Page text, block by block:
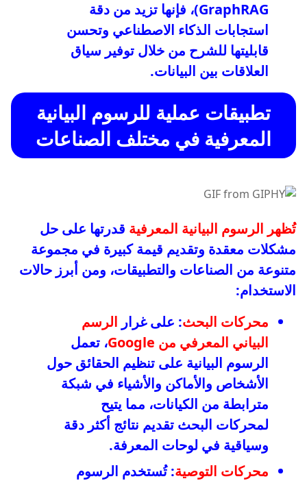
GraphRAG)، فإنها تزيد من دقة
استجابات الذكاء الاصطناعي وتحسن
قابليتها للشرح من خلال توفير سياق
العلاقات بين البيانات.
تطبيقات عملية للرسوم البيانية
المعرفية في مختلف الصناعات
تُظهر الرسوم البيانية المعرفية قدرتها على حل
مشكلات معقدة وتقديم قيمة كبيرة في مجموعة
متنوعة من الصناعات والتطبيقات، ومن أبرز حالات
الاستخدام:
محركات البحث: على غرار الرسم
البياني المعرفي من Google
، تعمل
الرسوم البيانية على تنظيم الحقائق حول
الأشخاص والأماكن والأشياء في شبكة
مترابطة من الكيانات، مما يتيح
لمحركات البحث تقديم نتائج أكثر دقة
وسياقية في لوحات المعرفة.
محركات التوصية: تُستخدم الرسوم